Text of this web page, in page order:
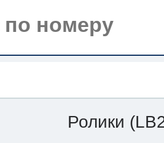
Ролики